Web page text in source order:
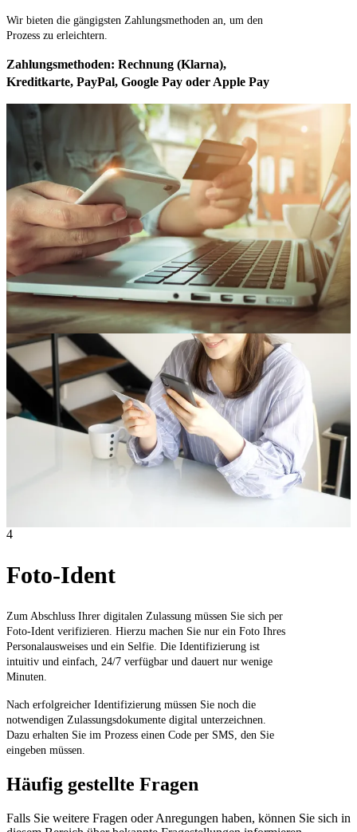
Wir bieten die gängigsten Zahlungsmethoden an, um den
Prozess zu erleichtern.
Zahlungsmethoden: Rechnung (Klarna),
Kreditkarte, PayPal, Google Pay oder Apple Pay
4
Foto-Ident
Zum Abschluss Ihrer digitalen Zulassung müssen Sie sich per
Foto-Ident verifizieren. Hierzu machen Sie nur ein Foto Ihres
Personalausweises und ein Selfie. Die Identifizierung ist
intuitiv und einfach, 24/7 verfügbar und dauert nur wenige
Minuten.
Nach erfolgreicher Identifizierung müssen Sie noch die
notwendigen Zulassungsdokumente digital unterzeichnen.
Dazu erhalten Sie im Prozess einen Code per SMS, den Sie
eingeben müssen.
Häufig gestellte Fragen
Falls Sie weitere Fragen oder Anregungen haben, können Sie sich in